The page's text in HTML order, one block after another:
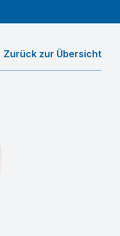
Zurück zur Übersicht